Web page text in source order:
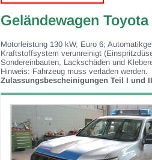
Geländewagen
Motorleistung 130 kW, Euro 6;
Kraftstoffsystem verunreinigt
Sondereinbauten, Lackschäden und
Hinweis: Fahrzeug muss verladen werden.
Zulassungsbescheinigungen Teil I und